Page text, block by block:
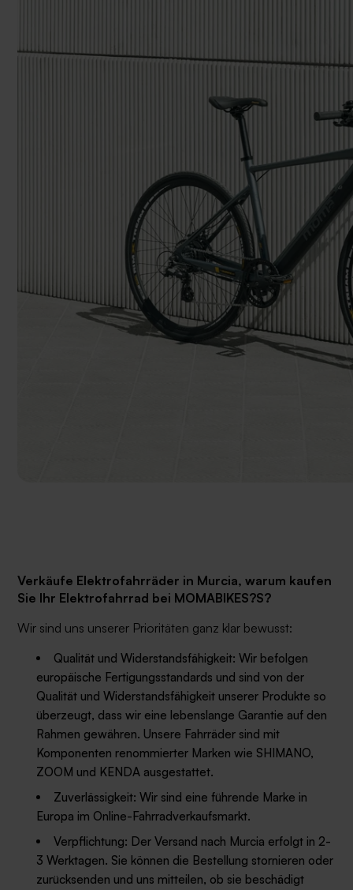
Verkäufe Elektrofahrräder in Murcia, warum kaufen
Sie Ihr Elektrofahrrad bei MOMABIKES?S?
Wir sind uns unserer Prioritäten ganz klar bewusst:
Qualität und Widerstandsfähigkeit: Wir befolgen
europäische Fertigungsstandards und sind von der
Qualität und Widerstandsfähigkeit unserer Produkte so
überzeugt, dass wir eine lebenslange Garantie auf den
Rahmen gewähren. Unsere Fahrräder sind mit
Komponenten renommierter Marken wie SHIMANO,
ZOOM und KENDA ausgestattet.
Zuverlässigkeit: Wir sind eine führende Marke in
Europa im Online-Fahrradverkaufsmarkt.
Verpflichtung: Der Versand nach Murcia erfolgt in 2-
3 Werktagen. Sie können die Bestellung stornieren oder
zurücksenden und uns mitteilen, ob sie beschädigt